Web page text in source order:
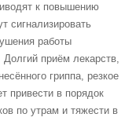
к повышению
сигнализировать
работы
приём лекарств,
гриппа, резкое
привести в порядок
по утрам и тяжести в